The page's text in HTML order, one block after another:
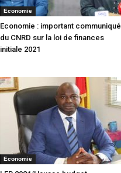
Economie
Economie : important communiqué
du CNRD sur la loi de finances
initiale 2021
Economie